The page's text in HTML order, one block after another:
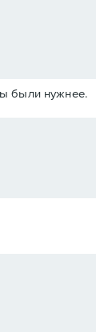
были нужнее.